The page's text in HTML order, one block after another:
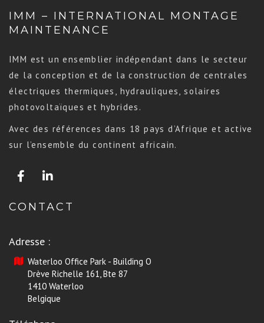
IMM – INTERNATIONAL MONTAGE
MAINTENANCE
IMM est un ensemblier indépendant dans le secteur
de la conception et de la construction de centrales
électriques thermiques, hydrauliques, solaires
photovoltaïques et hybrides.
Avec des références dans 18 pays d’Afrique et active
sur l’ensemble du continent africain.
CONTACT
Adresse :
Waterloo Office Park - Building O
Drève Richelle 161, Bte 87
1410 Waterloo
Belgique